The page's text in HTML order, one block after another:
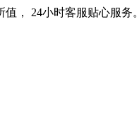
， 24小时客服贴心服务。